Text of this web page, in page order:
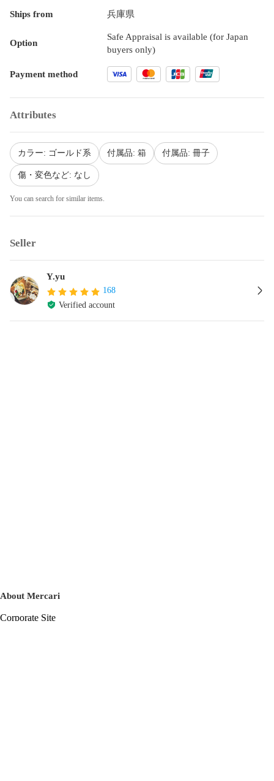
Ships from 兵庫県
Option
Safe Appraisal is available (for Japan
buyers only)
Payment method
Attributes
カラー: ゴールド系 付属品: 箱 付属品: 冊子
傷・変色など: なし
You can search for similar items.
Seller
Y.yu
168
Verified account
About Mercari
Corporate Site